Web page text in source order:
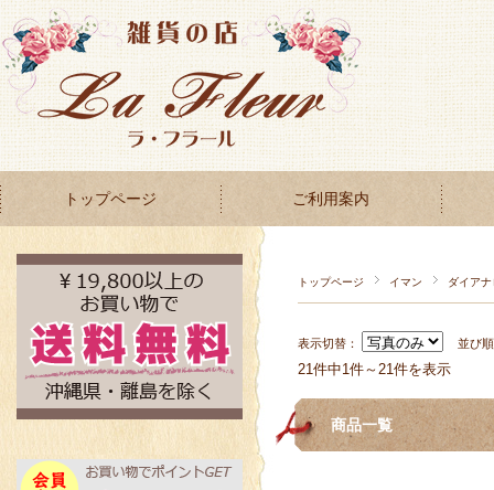
トップページ ご利用案内
トップページ イマン ダイア
表示切替： 並び
21件中1件～21件を表示
商品一覧